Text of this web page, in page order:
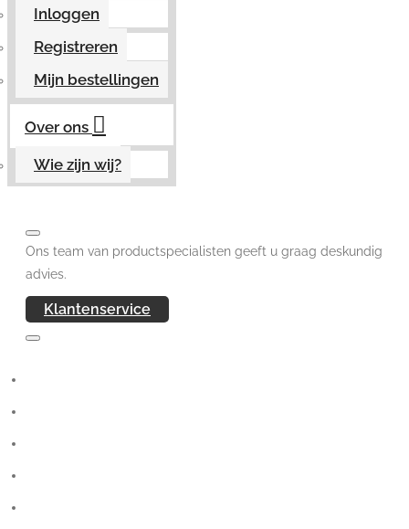
Inloggen
Registreren
Mijn bestellingen
Over ons
Wie zijn wij?
Ons team van productspecialisten geeft u graag deskundig
advies.
Klantenservice